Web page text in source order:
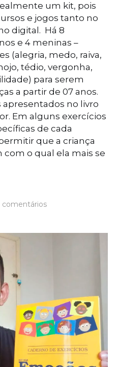
um kit, pois
e jogos tanto no
digital. Há 8
e 4 meninas –
(alegria, medo, raiva,
tédio, vergonha,
para serem
a partir de 07 anos.
no livro
Em alguns exercícios
de cada
que a criança
o qual ela mais se
comentários